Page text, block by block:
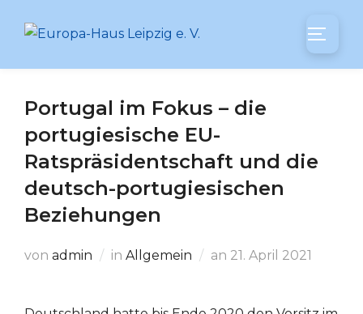
Inhalt
Portugal im Fokus – die
portugiesische EU-
Ratspräsidentschaft und die
deutsch-portugiesischen
Beziehungen
von admin in Allgemein an Veröffentlicht
21. April 2021